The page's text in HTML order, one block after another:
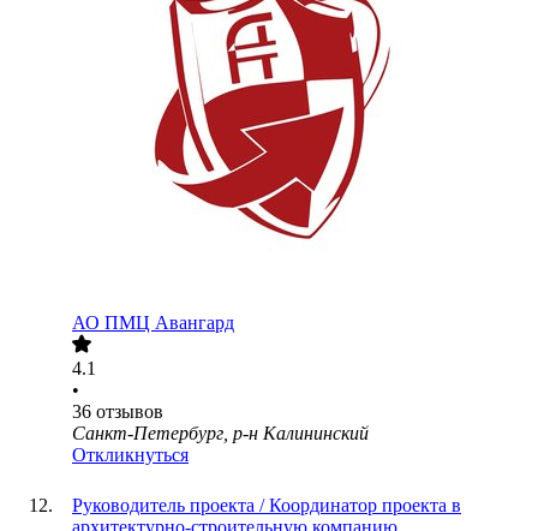
АО ПМЦ Авангард
4.1
•
36 отзывов
Санкт-Петербург, р-н Калининский
Откликнуться
Руководитель проекта / Координатор проекта в